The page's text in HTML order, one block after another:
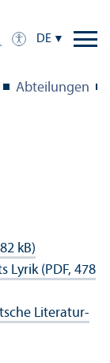
DE
Abteilungen
kB)
Lyrik (PDF, 478
Literatur­